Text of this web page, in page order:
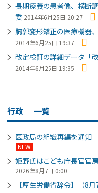
長期療養の患者像、横
委 2014年6月25日 20:27
胸郭変形矯正の医療機
2014年6月25日 19:37
改定検証の詳細データ
2014年6月25日 19:35
行政 一覧
医政局の組織再編を通
NEW
姫野氏はこども庁長官
2026年8月7日 0:00
【厚生労働省辞令】（8月